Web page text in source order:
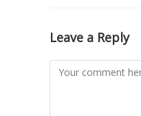
Leave a Reply